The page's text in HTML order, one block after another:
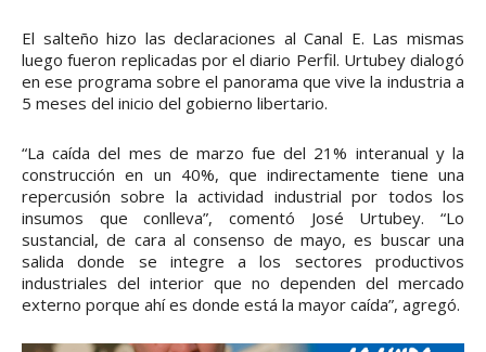
El salteño hizo las declaraciones al Canal E. Las mismas
luego fueron replicadas por el diario Perfil. Urtubey dialogó
en ese programa sobre el panorama que vive la industria a
5 meses del inicio del gobierno libertario.
“La caída del mes de marzo fue del 21% interanual y la
construcción en un 40%, que indirectamente tiene una
repercusión sobre la actividad industrial por todos los
insumos que conlleva”, comentó José Urtubey. “Lo
sustancial, de cara al consenso de mayo, es buscar una
salida donde se integre a los sectores productivos
industriales del interior que no dependen del mercado
externo porque ahí es donde está la mayor caída”, agregó.